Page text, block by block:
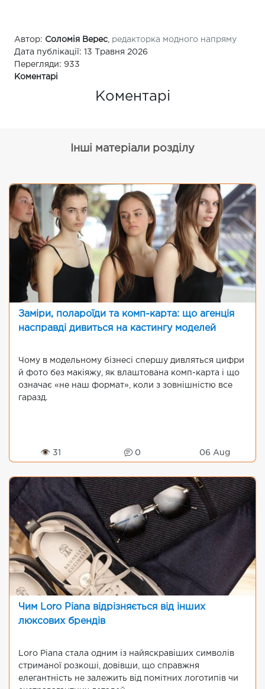
Автор: Соломія Верес
редакторка модного напряму
Дата публікації: 13 Травня 2026
Перегляди: 933
Коментарі
Коментарі
Інші матеріали розділу
Заміри, полароїди та комп-карта: що агенція
насправді дивиться на кастингу моделей
Чому в модельному бізнесі спершу дивляться цифри
й фото без макіяжу, як влаштована комп-карта і що
означає «не наш формат», коли з зовнішністю все
гаразд.
👁 31 0 06 Aug
Чим Loro Piana відрізняється від інших
люксових брендів
Loro Piana стала одним із найяскравіших символів
стриманої розкоші, довівши, що справжня
елегантність не залежить від помітних логотипів чи